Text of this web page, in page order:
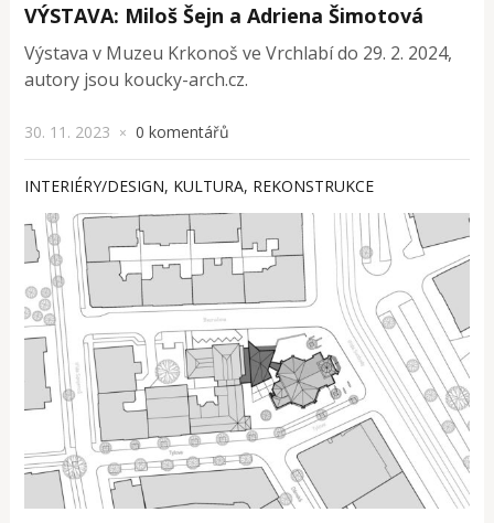
VÝSTAVA: Miloš Šejn a Adriena Šimotová
Výstava v Muzeu Krkonoš ve Vrchlabí do 29. 2. 2024,
autory jsou koucky-arch.cz.
30. 11. 2023 × 0 komentářů
INTERIÉRY/DESIGN, KULTURA, REKONSTRUKCE